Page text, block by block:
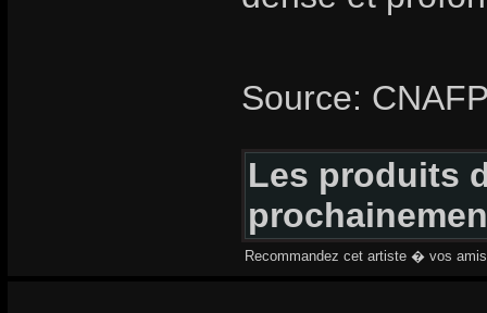
Source:
Les produits
Recommandez cet artiste � vos